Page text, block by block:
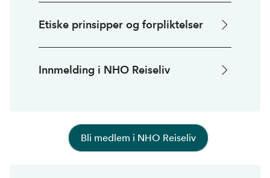
Etiske prinsipper og forpliktelser
Innmelding i NHO Reiseliv
Bli medlem i NHO Reiseliv